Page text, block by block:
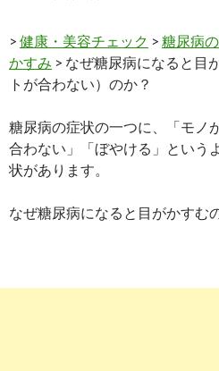
> 健康・美容チェック > 糖尿病
かすみ > なぜ糖尿病になると目
トが合わない）のか？
糖尿病の症状の一つに、「モノ
合わない」「ぼやける」という
状があります。
なぜ糖尿病になると目がかすむ